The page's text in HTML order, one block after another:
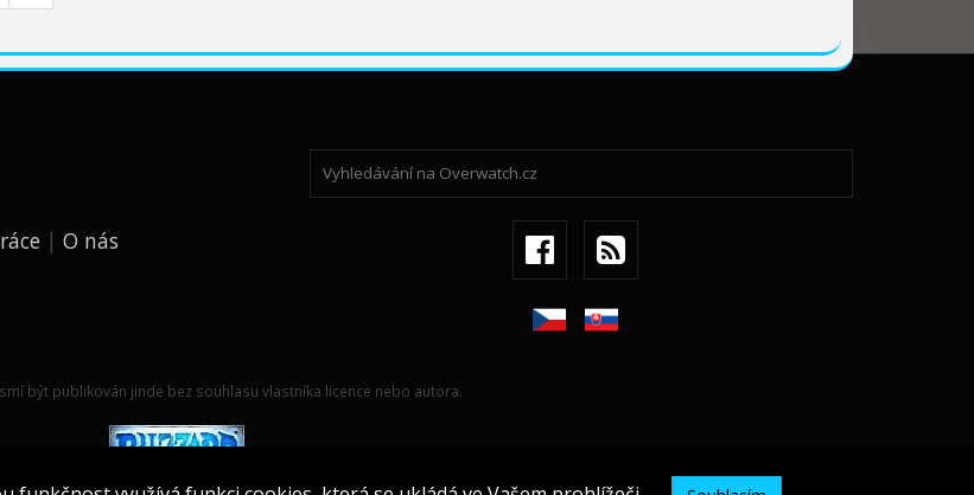
O nás
být publikován jinde bez souhlasu vlastníka licence nebo autora.